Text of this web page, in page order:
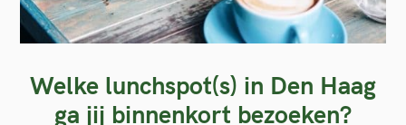
Welke lunchspot(s) in Den Haag
ga jij binnenkort bezoeken?